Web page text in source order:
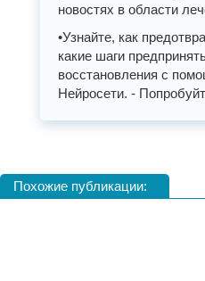
новостях в области
•Узнайте, как
какие шаги
восстановления с
Нейросети. -
Похожие публикации: